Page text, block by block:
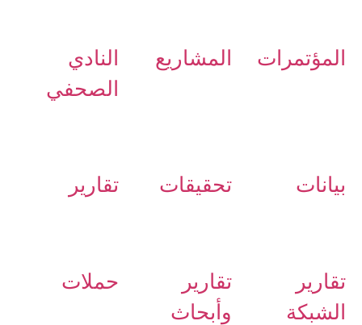
المؤتمرات المشاريع
النادي
الصحفي
بيانات تحقيقات تقارير
تقارير
الشبكة
تقارير
وأبحاث
حملات